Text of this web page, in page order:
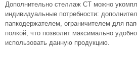
Дополнительно стеллаж СТ можно
индивидуальные потребности:
папкодержателем, ограничителем для
полкой, что позволит максимально
использовать данную продукцию.